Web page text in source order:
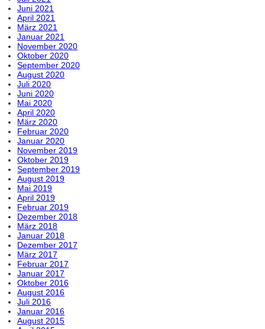
Juni 2021
April 2021
März 2021
Januar 2021
November 2020
Oktober 2020
September 2020
August 2020
Juli 2020
Juni 2020
Mai 2020
April 2020
März 2020
Februar 2020
Januar 2020
November 2019
Oktober 2019
September 2019
August 2019
Mai 2019
April 2019
Februar 2019
Dezember 2018
März 2018
Januar 2018
Dezember 2017
März 2017
Februar 2017
Januar 2017
Oktober 2016
August 2016
Juli 2016
Januar 2016
August 2015